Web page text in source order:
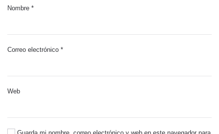
Nombre *
Correo electrónico *
Web